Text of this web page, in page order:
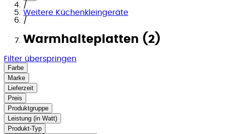
/
Weitere Küchenkleingeräte
/
Warmhalteplatten (2)
Filter überspringen
Farbe
Marke
Lieferzeit
Preis
Produktgruppe
Leistung (in Watt)
Produkt-Typ